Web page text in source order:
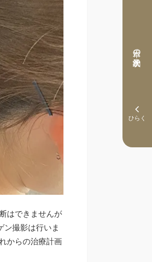
本日の予約状況
はできませんが
撮影は行いま
からの治療計画